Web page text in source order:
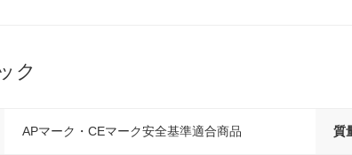
ク
APマーク・CEマーク安全基準適合商品 質